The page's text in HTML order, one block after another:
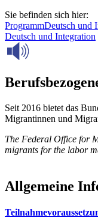
Sie befinden sich hier:
ProgrammDeutsch und
Deutsch und Integration
Seit 2016 bietet das
Migrantinnen und
The Federal Office for
migrants for the labor
Allgemeine